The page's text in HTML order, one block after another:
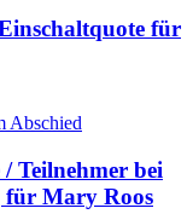
für
Teilnehmer bei
für Mary Roos